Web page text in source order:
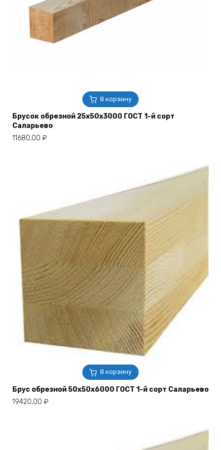
В корзину
Брусок обрезной 25х50х3000 ГОСТ 1-й сорт
Саларьево
11680,00 ₽
В корзину
Брус обрезной 50х50х6000 ГОСТ 1-й сорт Саларьево
19420,00 ₽